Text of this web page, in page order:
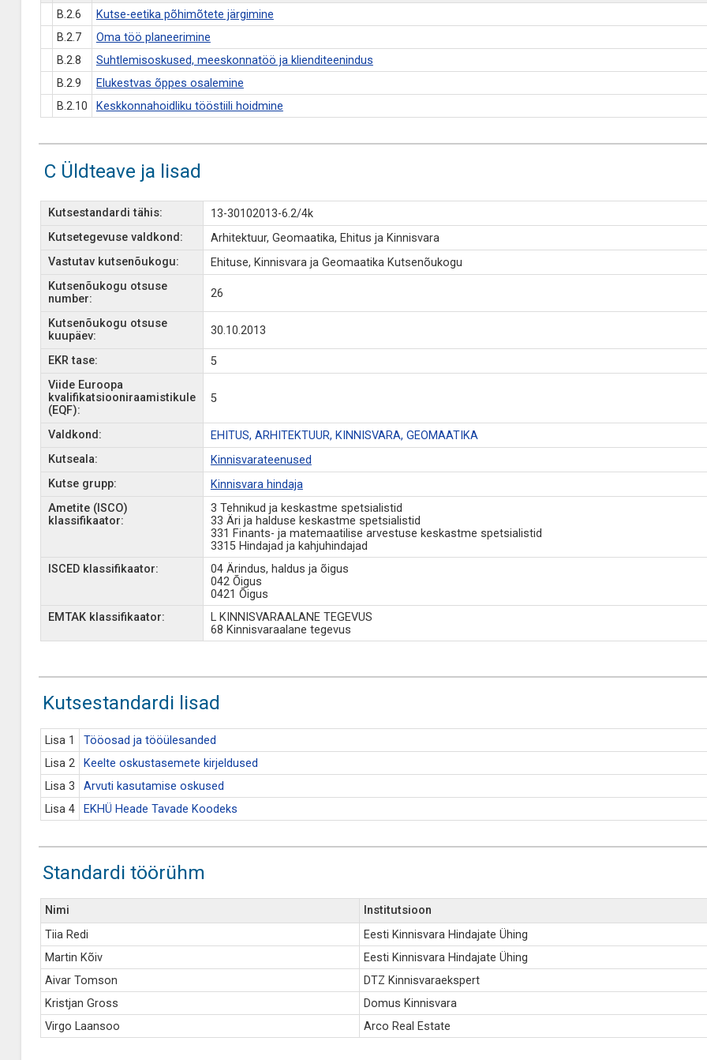
B.2.6
Kutse-eetika põhimõtete järgimine
B.2.7
Oma töö planeerimine
B.2.8
Suhtlemisoskused, meeskonnatöö ja klienditeenindus
B.2.9
Elukestvas õppes osalemine
B.2.10
Keskkonnahoidliku tööstiili hoidmine
C Üldteave ja lisad
Kutsestandardi tähis:
13-30102013-6.2/4k
Kutsetegevuse valdkond:
Arhitektuur, Geomaatika, Ehitus ja Kinnisvara
Vastutav kutsenõukogu:
Ehituse, Kinnisvara ja Geomaatika Kutsenõukogu
Kutsenõukogu otsuse
number:
26
Kutsenõukogu otsuse
kuupäev:
30.10.2013
EKR tase:
5
Viide Euroopa
kvalifikatsiooniraamistikule
(EQF):
5
Valdkond:
EHITUS, ARHITEKTUUR, KINNISVARA, GEOMAATIKA
Kutseala:
Kinnisvarateenused
Kutse grupp:
Kinnisvara hindaja
Ametite (ISCO)
klassifikaator:
3 Tehnikud ja keskastme spetsialistid
33 Äri ja halduse keskastme spetsialistid
331 Finants- ja matemaatilise arvestuse keskastme spetsialistid
3315 Hindajad ja kahjuhindajad
ISCED klassifikaator:
04 Ärindus, haldus ja õigus
042 Õigus
0421 Õigus
EMTAK klassifikaator:
L KINNISVARAALANE TEGEVUS
68 Kinnisvaraalane tegevus
Kutsestandardi lisad
Lisa 1
Tööosad ja tööülesanded
Lisa 2
Keelte oskustasemete kirjeldused
Lisa 3
Arvuti kasutamise oskused
Lisa 4
EKHÜ Heade Tavade Koodeks
Standardi töörühm
Nimi
Institutsioon
Tiia Redi
Eesti Kinnisvara Hindajate Ühing
Martin Kõiv
Eesti Kinnisvara Hindajate Ühing
Aivar Tomson
DTZ Kinnisvaraekspert
Kristjan Gross
Domus Kinnisvara
Virgo Laansoo
Arco Real Estate